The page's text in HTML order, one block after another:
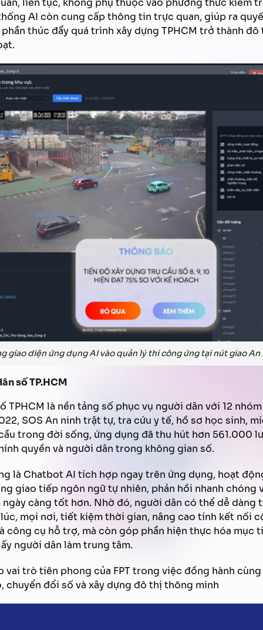
AI còn cung cấp thông tin trực quan, giúp ra
thúc đẩy quá trình xây dựng TPHCM trở thành
giao diện ứng dụng AI vào quản lý thi công ứng tại nút giao An
số TP.HCM
TPHCM là nền tảng số phục vụ người dân với 12
SOS An ninh trật tự, tra cứu y tế, hồ sơ học sinh,
trong đời sống, ứng dụng đã thu hút hơn 561.000
quyền và người dân trong không gian số.
là Chatbot AI tích hợp ngay trên ứng dụng, hoạt
giao tiếp ngôn ngữ tự nhiên, phản hồi nhanh chóng
càng tốt hơn. Nhờ đó, người dân có thể dễ dàng
mọi nơi, tiết kiệm thời gian, nâng cao tính kết nối
công cụ hỗ trợ, mà còn góp phần hiện thực hóa mục
người dân làm trung tâm.
vai trò tiên phong của FPT trong việc đồng hành cùng
, chuyển đổi sốvà xâydựng đô thị thông minh